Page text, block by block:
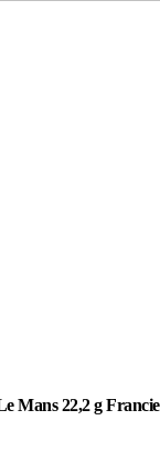
Mans 22,2 g